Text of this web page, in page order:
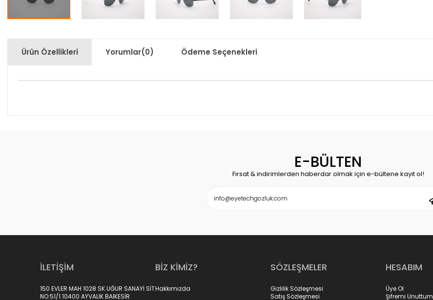
Ürün Özellikleri Yorumlar(0) Ödeme Seçenekleri
E-BÜLTEN
Fırsat & indirimlerden haberdar olmak için e-bültene kayıt ol!
İLETİŞİM
150 EVLER MAH 1028 SK UĞUR SANAYİ SİT
NO:51/1 10400 AYVALIK BAIKESİR
BİZ KİMİZ?
Hakkımızda
SÖZLEŞMELER
Gizlilik Sözleşmesi
Satış Sözleşmesi
HESABIM
Üye Ol
Şifremi Unuttum